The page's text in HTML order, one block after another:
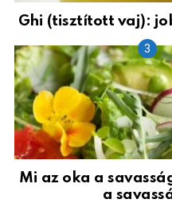
Ghi (tisztított vaj):
Mi az oka a
a